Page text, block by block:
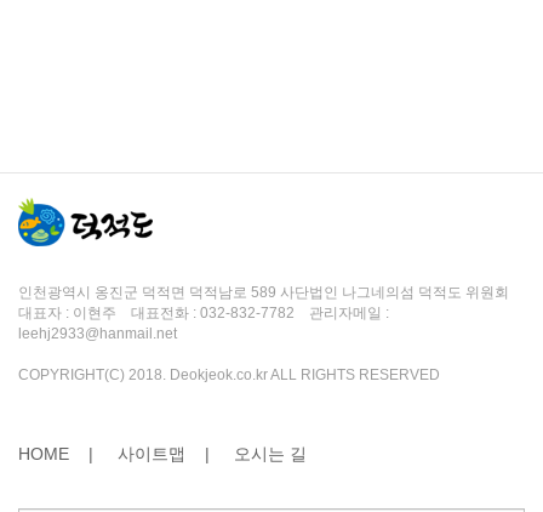
인천광역시 옹진군 덕적면 덕적남로 589 사단법인 나그네의섬 덕적도 위원회
대표자 : 이현주 대표전화 : 032-832-7782 관리자메일 :
leehj2933@hanmail.net
COPYRIGHT(C) 2018. Deokjeok.co.kr ALL RIGHTS RESERVED
HOME | 사이트맵 | 오시는 길